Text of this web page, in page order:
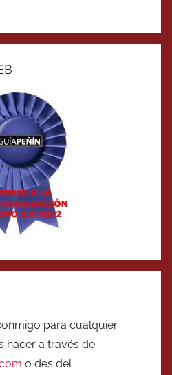
para cualquier
hacer a través de
o des del